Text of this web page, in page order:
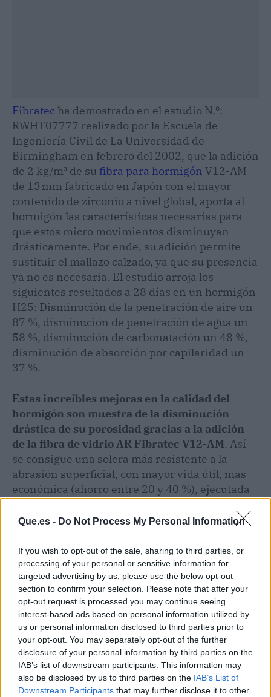
Que.es - Do Not Process My Personal Information
If you wish to opt-out of the sale, sharing to third parties, or
processing of your personal or sensitive information for
targeted advertising by us, please use the below opt-out
section to confirm your selection. Please note that after your
opt-out request is processed you may continue seeing
interest-based ads based on personal information utilized by
us or personal information disclosed to third parties prior to
your opt-out. You may separately opt-out of the further
disclosure of your personal information by third parties on the
IAB’s list of downstream participants. This information may
also be disclosed by us to third parties on the IAB’s List of
Downstream Participants that may further disclose it to other
Fibratec ha demostrado en el estudio N.º:
RWHT07777 realizado por la Escuela de
Ingeniería Civil de La Universidad de
Birmingham en febrero del 2002, que la adición
de 2 kg/m³ de su fibra para hormigón V12-AM
de 13 mm fabricado en Japón con el mayor
contenido de zirconio a nivel global, aporta al
hormigón las características necesarias para
que estos micro movimientos disminuyan
drásticamente. Por ende, su adición permite
sustituir el mallazo calzado, ya que su presencia
ya no es necesaria. El estudio arroja los
siguientes resultados a 28 días en un hormigón
H25: Disminución de la penetración de aire un
87 %, disminución de penetración de agua un
58 %, disminución de carbonatación un 48 %,
disminución de absorción por capilaridad un
37 %.
Estas increíbles mejoras en la calidad del
hormigón son muestra de la disminución
drástica de su porosidad gracias a la adición
de la fibra de vidrio AR Fibratec V12-AM. Así
se consigue una solera más resistente a la
abrasión superficial, con mayor vida útil, más
económica (ahorro entre 20 y 40 %), ejecutada
accidentes de manipulación de mallazos
especializada. Nada de esto es posible con
mallazo.
Artículo anterior
Con la ayuda de Viva La
Feria, cómo elegir los
zapatos de baile de
flamenco ideales
Artículo siguiente
Los bolardos de
seguridad de Verdú son
elementos
imprescindibles para las
ciudades inteligentes